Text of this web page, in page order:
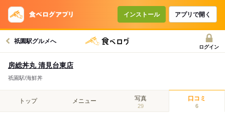
インストール アプリで開く
祇園駅グルメへ
ログイン
房総丼丸 清見台東店
祇園駅/海鮮丼
トップ メニュー 写真
29
口コミ
6